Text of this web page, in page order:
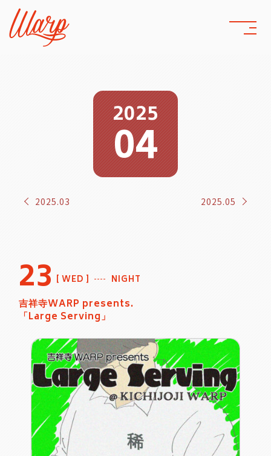
2025
04
2025.03 2025.05
23 WED NIGHT
吉祥寺WARP presents.
「Large Serving」